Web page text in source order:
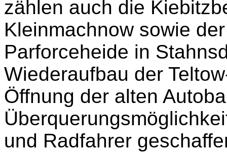
zählen auch die
Kleinmachnow sowie
Parforceheide in
Wiederaufbau der
Öffnung der alten
und Radfahrer